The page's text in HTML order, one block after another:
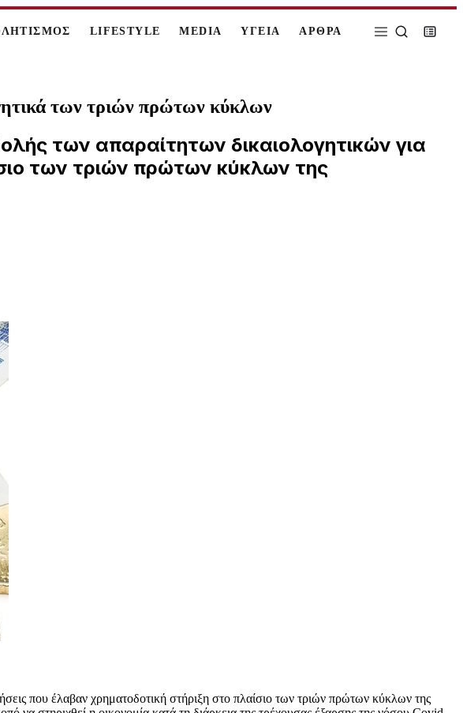
LIFESTYLE MEDIA ΥΓΕΙΑ ΑΡΘΡΑ
των τριών πρώτων κύκλων
των απαραίτητων δικαιολογητικών για
των τριών πρώτων κύκλων της
που έλαβαν χρηματοδοτική στήριξη στο πλαίσιο των τριών πρώτων κύκλων της